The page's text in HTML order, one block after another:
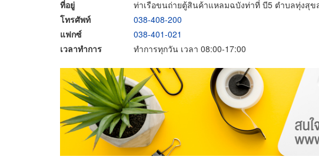
ที่อยู่
ท่าเรือขนถ่ายตู้สินค้าแหลมฉบังท่าที่ บี5 ตำบลทุ่งสุข
โทรศัพท์
038-408-200
แฟกซ์
038-401-021
เวลาทำการ
ทำการทุกวัน เวลา 08:00-17:00